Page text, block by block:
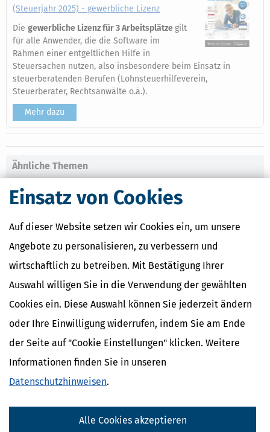
Einsatz von Cookies
Auf dieser Website setzen wir Cookies ein, um unsere
Angebote zu personalisieren, zu verbessern und
wirtschaftlich zu betreiben. Mit Bestätigung Ihrer
Auswahl willigen Sie in die Verwendung der gewählten
Cookies ein. Diese Auswahl können Sie jederzeit ändern
oder Ihre Einwilligung widerrufen, indem Sie am Ende
der Seite auf "Cookie Einstellungen" klicken. Weitere
Informationen finden Sie in unseren
Datenschutzhinweisen.
Alle Cookies akzeptieren
(Steuerjahr 2025) - gewerbliche Lizenz
Die gewerbliche Lizenz für 3 Arbeitsplätzegilt
für alle Anwender, die die Software im
Rahmen einer entgeltlichen Hilfe in
Steuersachen nutzen, also insbesondere beim Einsatz in
steuerberatenden Berufen (Lohnsteuerhilfeverein,
Steuerberater, Rechtsanwälte o.ä.).
Mehr dazu
Ähnliche Themen
Innergemeinschaftliche Lieferung
Inland
Ausland
Innergemeinschaftlicher Erwerb